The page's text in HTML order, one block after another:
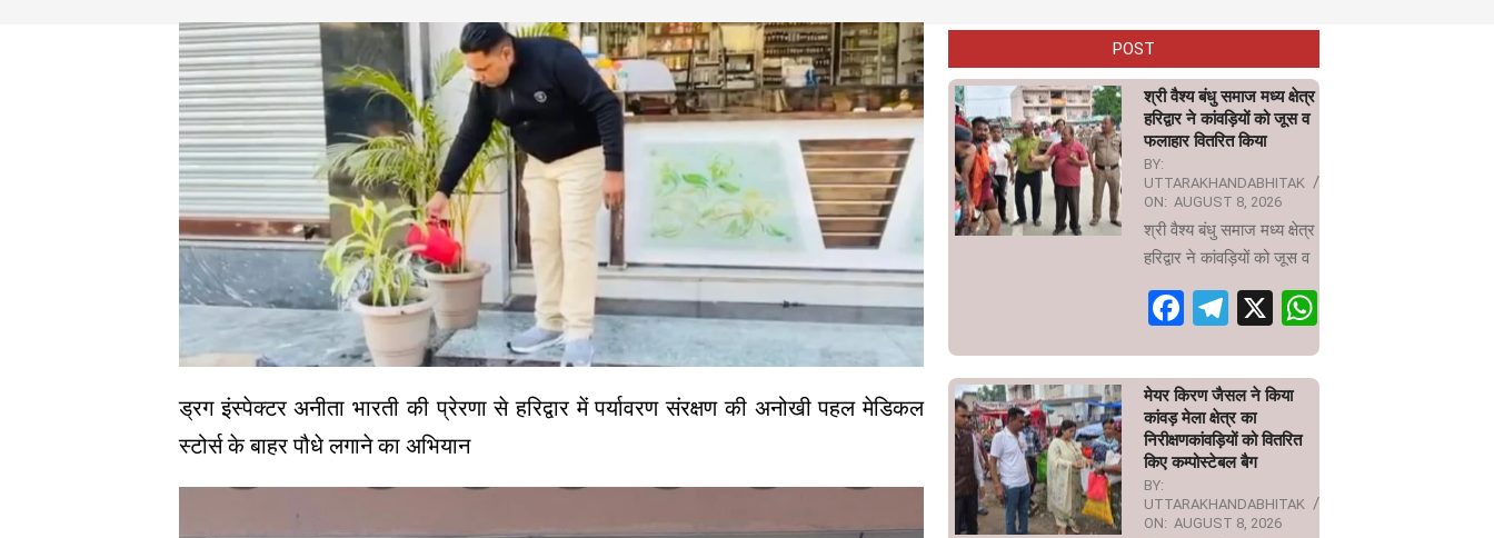
ड्रग इंस्पेक्टर अनीता भारती की प्रेरणा से हरिद्वार में पर्यावरण संरक्षण की अनोखी पहल मेडिकल
स्टोर्स के बाहर पौधे लगाने का अभियान
POST
श्री वैश्य बंधु समाज मध्य क्षेत्र
हरिद्वार ने कांवड़ियों को जूस व
फलाहार वितरित किया
BY:
UTTARAKHANDABHITAK
ON: AUGUST 8, 2026
श्री वैश्य बंधु समाज मध्य क्षेत्र
हरिद्वार ने कांवड़ियों को जूस व
Facebook
Telegram
X
मेयर किरण जैसल ने किया
कांवड़ मेला क्षेत्र का
निरीक्षणकांवड़ियों को वितरित
किए कम्पोस्टेबल बैग
BY:
UTTARAKHANDABHITAK
ON: AUGUST 8, 2026